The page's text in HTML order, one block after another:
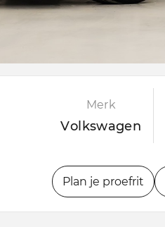
Merk
Volkswagen
Plan je proefrit